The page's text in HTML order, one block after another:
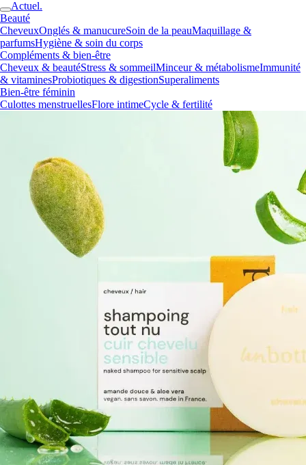
Actuel.
Beauté
CheveuxOnglés & manucureSoin de la peauMaquillage &
parfumsHygiène & soin du corps
Compléments & bien-être
Cheveux & beautéStress & sommeilMinceur & métabolismeImmunité
& vitaminesProbiotiques & digestionSuperaliments
Bien-être féminin
Culottes menstruellesFlore intimeCycle & fertilité